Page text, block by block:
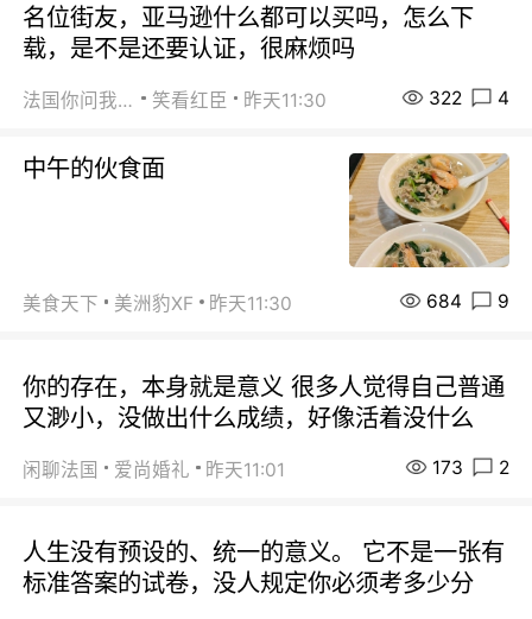
名位街友，亚马逊什么都可以买吗，怎么下
载，是不是还要认证，很麻烦吗
法国你问我答 笑看红臣 昨天11:30 322 4
中午的伙食面
美食天下 美洲豹XF 昨天11:30 684 9
你的存在，本身就是意义 很多人觉得自己普通
又渺小，没做出什么成绩，好像活着没什么
闲聊法国 爱尚婚礼 昨天11:01 173 2
人生没有预设的、统一的意义。 它不是一张有
标准答案的试卷，没人规定你必须考多少分